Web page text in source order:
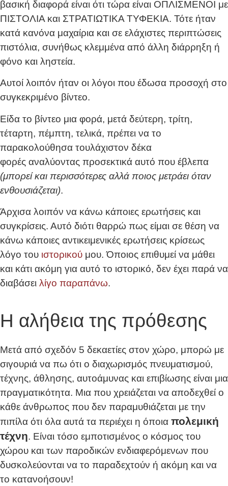
βασική διαφορά είναι ότι τώρα είναι ΟΠΛΙΣΜΕΝΟΙ με
ΠΙΣΤΟΛΙΑ και ΣΤΡΑΤΙΩΤΙΚΑ ΤΥΦΕΚΙΑ. Τότε ήταν
κατά κανόνα μαχαίρια και σε ελάχιστες περιπτώσεις
πιστόλια, συνήθως κλεμμένα από άλλη διάρρηξη ή
φόνο και ληστεία.
Αυτοί λοιπόν ήταν οι λόγοι που έδωσα προσοχή στο
συγκεκριμένο βίντεο.
Είδα το βίντεο μια φορά, μετά δεύτερη, τρίτη,
τέταρτη, πέμπτη, τελικά, πρέπει να το
παρακολούθησα τουλάχιστον δέκα
φορές αναλύοντας προσεκτικά αυτό που έβλεπα
(μπορεί και περισσότερες αλλά ποιος μετράει όταν
ενθουσιάζεται).
Άρχισα λοιπόν να κάνω κάποιες ερωτήσεις και
συγκρίσεις. Αυτό διότι θαρρώ πως είμαι σε θέση να
κάνω κάποιες αντικειμενικές ερωτήσεις κρίσεως
λόγο του ιστορικού μου. Όποιος επιθυμεί να μάθει
και κάτι ακόμη για αυτό το ιστορικό, δεν έχει παρά να
διαβάσει λίγο παραπάνω.
Η αλήθεια της πρόθεσης
Μετά από σχεδόν 5 δεκαετίες στον χώρο, μπορώ με
σιγουριά να πω ότι ο διαχωρισμός πνευματισμού,
τέχνης, άθλησης, αυτοάμυνας και επιβίωσης είναι μια
πραγματικότητα. Μια που χρειάζεται να αποδεχθεί ο
κάθε άνθρωπος που δεν παραμυθιάζεται με την
πιπίλα ότι όλα αυτά τα περιέχει η όποια πολεμική
τέχνη. Είναι τόσο εμποτισμένος ο κόσμος του
χώρου και των παροδικών ενδιαφερόμενων που
δυσκολεύονται να το παραδεχτούν ή ακόμη και να
το κατανοήσουν!